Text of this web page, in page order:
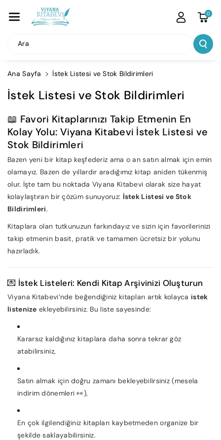
İçeriğe Atla
Ara
0
Ana Sayfa İstek Listesi ve Stok Bildirimleri
İstek Listesi ve Stok Bildirimleri
📖 Favori Kitaplarınızı Takip Etmenin En
Kolay Yolu: Viyana Kitabevi İstek Listesi ve
Stok Bildirimleri
Bazen yeni bir kitap keşfederiz ama o an satın almak için emin
olamayız. Bazen de yıllardır aradığımız kitap aniden tükenmiş
olur. İşte tam bu noktada Viyana Kitabevi olarak size hayat
kolaylaştıran bir çözüm sunuyoruz: İstek Listesi ve Stok
Bildirimleri.
Kitaplara olan tutkunuzun farkındayız ve sizin için favorilerinizi
takip etmenin basit, pratik ve tamamen ücretsiz bir yolunu
hazırladık.
💌 İstek Listeleri: Kendi Kitap Arşivinizi Oluşturun
Viyana Kitabevi’nde beğendiğiniz kitapları artık kolayca istek
listenize ekleyebilirsiniz. Bu liste sayesinde:
Kararsız kaldığınız kitaplara daha sonra tekrar göz
atabilirsiniz,
Satın almak için doğru zamanı bekleyebilirsiniz (mesela
indirim dönemleri 👀),
En çok ilgilendiğiniz kitapları kaybetmeden organize bir
şekilde saklayabilirsiniz.